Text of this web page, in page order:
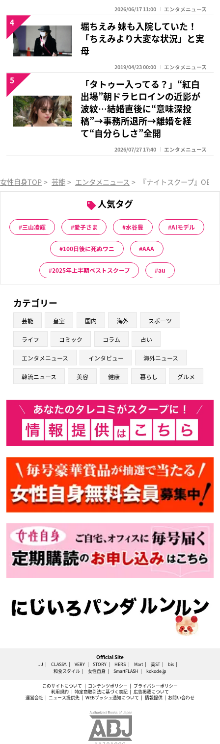
2026/06/17 11:00 エンタメニュース
堀ちえみ 妹も入院していた！
「ちえみより大変な状況」と実
母
2019/04/23 00:00 エンタメニュース
4
「タトゥー入ってる？」“紅白
出場”朝ドラヒロインの近影が
波紋…結婚直後に“意味深投
稿”→事務所退所→離婚を経
て“自分らしさ”全開
2026/07/27 17:40 エンタメニュース
5
女性自身TOP > 芸能 > エンタメニュース > 『ナイトスクープ』OB
人気タグ
三山凌輝 愛子さま 水谷豊 AIモデル
100日後に死ぬワニ AAA
2025年上半期ベストスクープ au
カテゴリー
芸能 皇室 国内 海外 スポーツ
ライフ コミック コラム 占い
エンタメニュース インタビュー 海外ニュース
韓流ニュース 美容 健康 暮らし グルメ
Official Site
JJ CLASSY. VERY STORY HERS Mart 美ST
bis
和食スタイル
女性自身 SmartFLASH kokode.jp
このサイトについて コンテンツポリシー
プライバシーポリシー
利用規約
特定商取引法に基づく表記
広告掲載について
運営会社
ニュース提供先 WEBプッシュ通知について 情報提供 お問い合わせ